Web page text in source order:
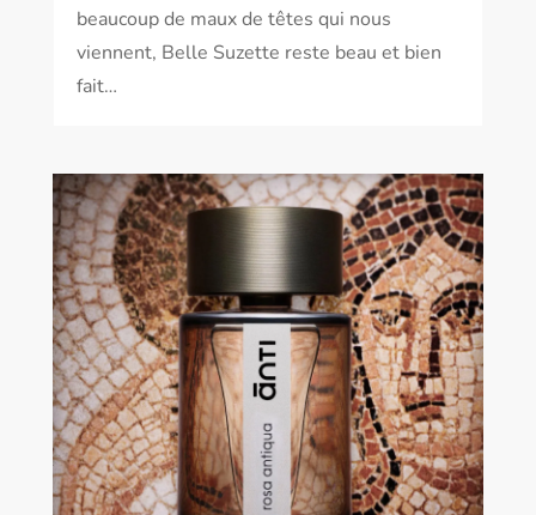
beaucoup de maux de têtes qui nous
viennent, Belle Suzette reste beau et bien
fait…